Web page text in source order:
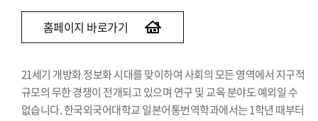
홈페이지 바로가기
21세기 개방화 정보화 시대를 맞이하여 사회의 모든 영역에서 지구적
규모의 무한 경쟁이 전개되고 있으며 연구 및 교육 분야도 예외일 수
없습니다. 한국외국어대학교 일본어통번역학과에서는 1학년 때부터